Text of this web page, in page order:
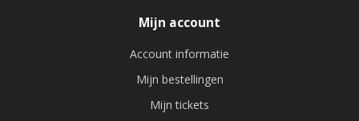
Mijn account
Account informatie
Mijn bestellingen
Mijn tickets